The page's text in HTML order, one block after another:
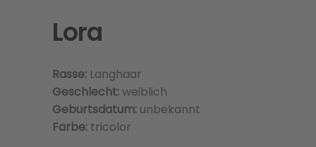
Lora
Rasse: Langhaar
Geschlecht:weiblich
Geburtsdatum: unbekannt
Farbe: tricolor